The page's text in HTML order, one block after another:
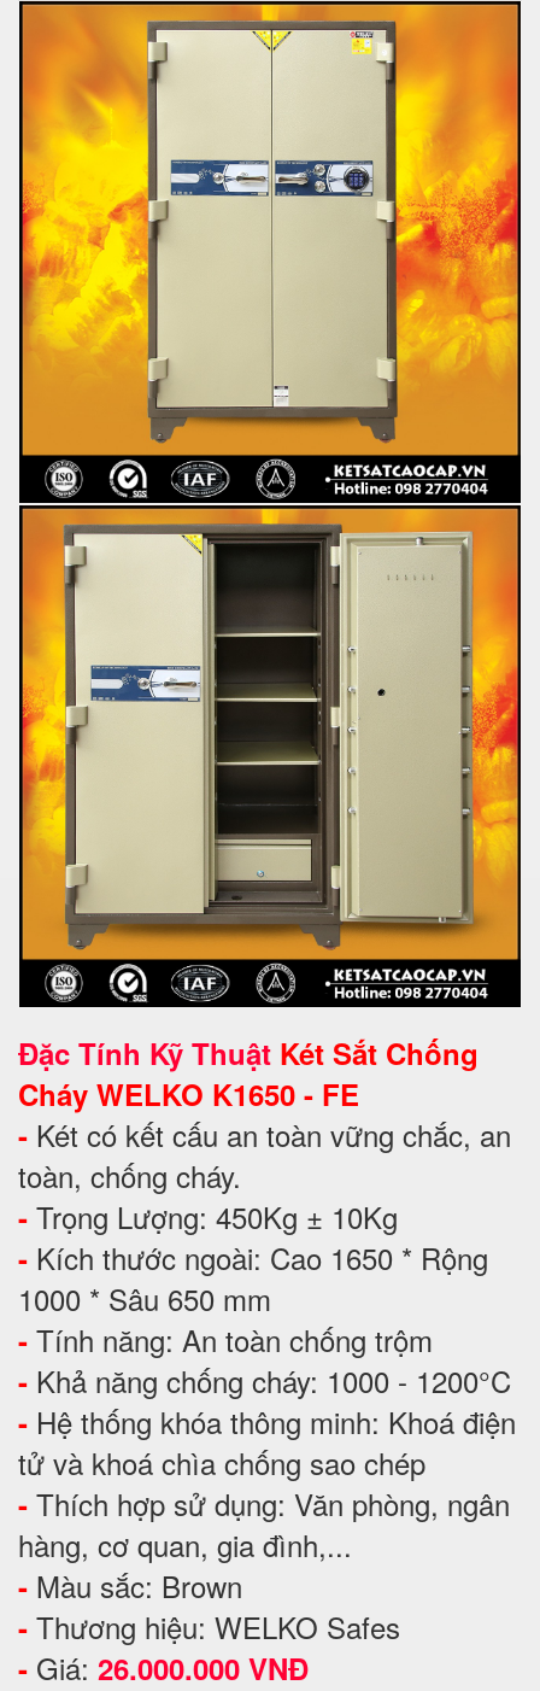
Đặc Tính Kỹ Thuật Két Sắt Chống
Cháy WELKO K1650 - FE
- Két có kết cấu an toàn vững chắc, an
toàn, chống cháy.
- Trọng Lượng: 450Kg ± 10Kg
- Kích thước ngoài: Cao 1650 * Rộng
1000 * Sâu 650 mm
- Tính năng: An toàn chống trộm
- Khả năng chống cháy: 1000 - 1200°C
- Hệ thống khóa thông minh: Khoá điện
tử và khoá chìa chống sao chép
- Thích hợp sử dụng: Văn phòng, ngân
hàng, cơ quan, gia đình,...
- Màu sắc: Brown
- Thương hiệu: WELKO Safes
- Giá: 26.000.000 VNĐ